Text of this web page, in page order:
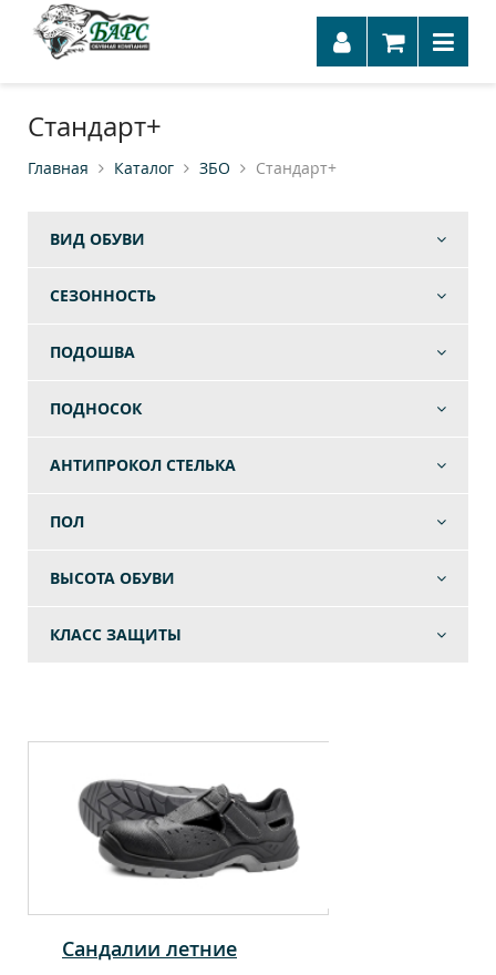
Стандарт+
Главная Каталог ЗБО Стандарт+
ВИД ОБУВИ
СЕЗОННОСТЬ
ПОДОШВА
ПОДНОСОК
АНТИПРОКОЛ СТЕЛЬКА
ПОЛ
ВЫСОТА ОБУВИ
КЛАСС ЗАЩИТЫ
Сандалии летние